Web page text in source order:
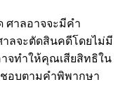
ศาลอาจจะมีคำ
ลจะตัดสินคดีโดยไม่มี
จทำให้คุณเสียสิทธิใน
อบตามคำพิพากษา